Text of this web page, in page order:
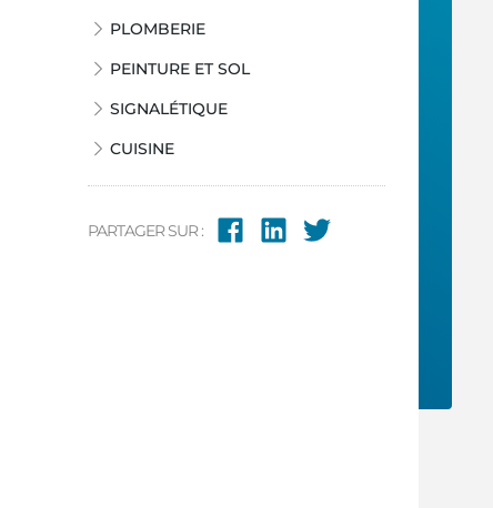
PLOMBERIE
PEINTURE ET SOL
SIGNALÉTIQUE
CUISINE
PARTAGER SUR :